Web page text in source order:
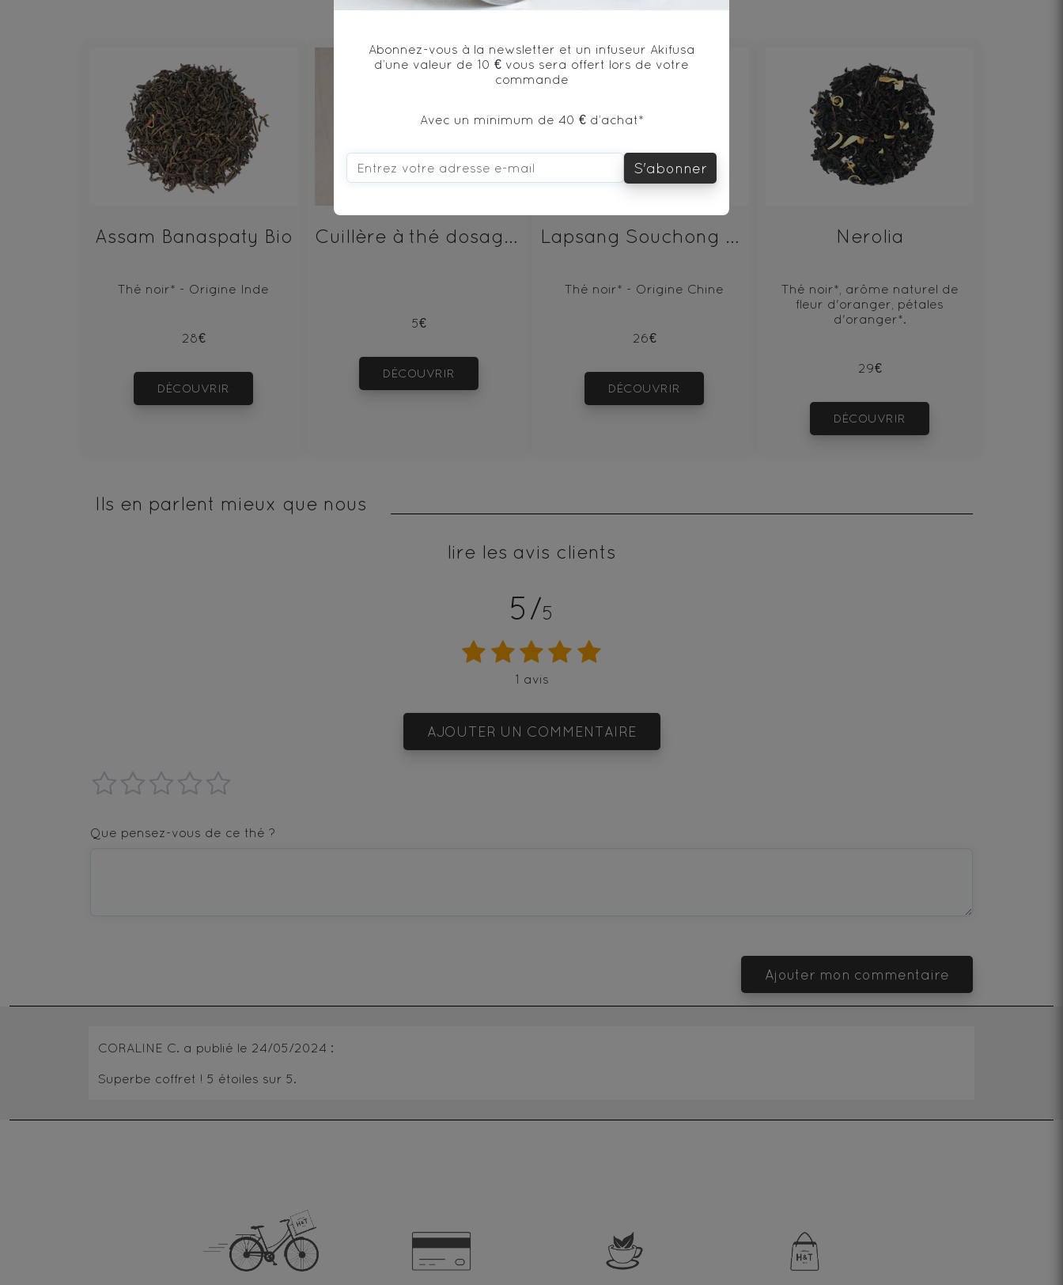
Assam Banaspaty Bio
Thé noir* - Origine Inde
28€
DÉCOUVRIR
Cuillère à thé dosage parfait Human & Tea
5€
DÉCOUVRIR
Lapsang Souchong Bio
Thé noir* - Origine Chine
26€
DÉCOUVRIR
Nerolia
Thé noir*, arôme naturel de
fleur d'oranger, pétales
d'oranger*.
29€
DÉCOUVRIR
Ils en parlent mieux que nous
lire les avis clients
5/5
1 avis
AJOUTER UN COMMENTAIRE
star
—
—
stars
Que pensez-vous de ce thé ?
Ajouter mon commentaire
CORALINE C. a publié le 24/05/2024 :
Superbe coffret ! 5 étoiles sur 5.
Abonnez-vous à la newsletter et un infuseur Akifusa
d’une valeur de 10 € vous sera offert lors de votre
commande
Avec un minimum de 40 € d’achat*
S'abonner